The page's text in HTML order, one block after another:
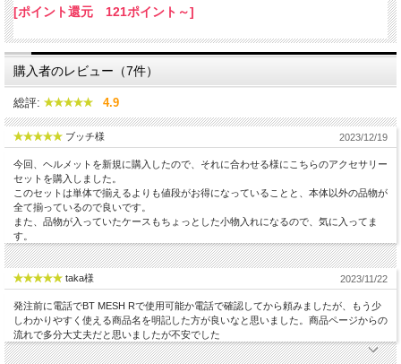
各アクセサリーを個別購入するより5点セットで 8％ OFF！
一括セットには
BT PRO シリーズのインカムをお持ちで
アクセサリーセットです。
[ポイント還元 121ポイント～]
購入者のレビュー（7件）
総評: 4.9
ブッチ様 2023/12/19
今回、ヘルメットを新規に購入したので、それに合わせる様にこちらのアクセサリー
セットを購入しました。
このセットは単体で揃えるよりも値段がお得になっていることと、本体以外の品物が
全て揃っているので良いです。
また、品物が入っていたケースもちょっとした小物入れになるので、気に入ってま
す。
taka様 2023/11/22
発注前に電話でBT MESH Rで使用可能か電話で確認してから頼みましたが、もう少
しわかりやすく使える商品名を明記した方が良いなと思いました。商品ページからの
流れで多分大丈夫だと思いましたが不安でした